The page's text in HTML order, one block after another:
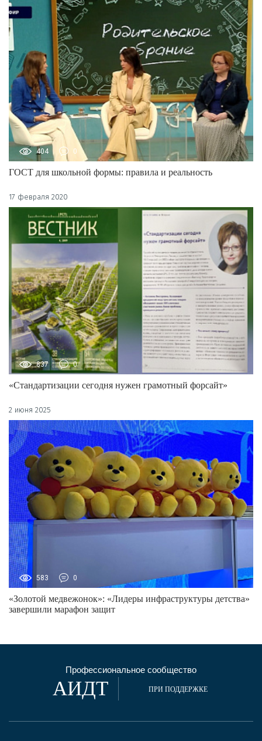
404 0
ГОСТ для школьной формы: правила и реальность
17 февраля 2020
837 0
«Стандартизации сегодня нужен грамотный форсайт»
2 июня 2025
583 0
«Золотой медвежонок»: «Лидеры инфраструктуры детства»
завершили марафон защит
Профессиональное сообщество
АИДТ ПРИ ПОДДЕРЖКЕ